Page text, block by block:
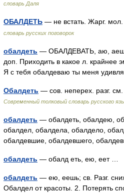
словарь Даля
ОБАЛДЕТЬ — не встать. Жарг.
словарь русских поговорок
обалдеть — ОБАЛДЕВАТЬ, аю,
доп. Приходить в какое л. крайнее
Я с тебя обалдеваю ты меня
Обалдеть — сов. неперех. разг.
Современный толковый словарь русского
обалдеть — обалдеть, обалдею,
обалдел, обалдела, обалдело,
обалдевшие, обалдевшего,
обалдеть — обалд еть, ею, еет …
обалдеть — ею, еешь; св. Разг.
Обалдел от красоты. 2. Потерять